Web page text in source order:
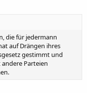
die für jedermann
auf Drängen ihres
gestimmt und
Parteien